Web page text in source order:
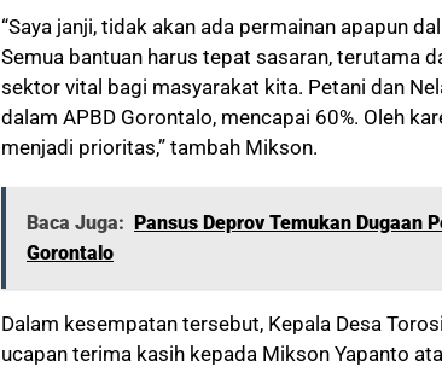
“Saya janji, tidak akan ada permainan apapun
Semua bantuan harus tepat sasaran, terutama
sektor vital bagi masyarakat kita. Petani dan
dalam APBD Gorontalo, mencapai 60%. Oleh
menjadi prioritas,” tambah Mikson.
Baca Juga: Pansus Deprov Temukan Dugaan
Gorontalo
Dalam kesempatan tersebut, Kepala Desa
ucapan terima kasih kepada Mikson Yapanto